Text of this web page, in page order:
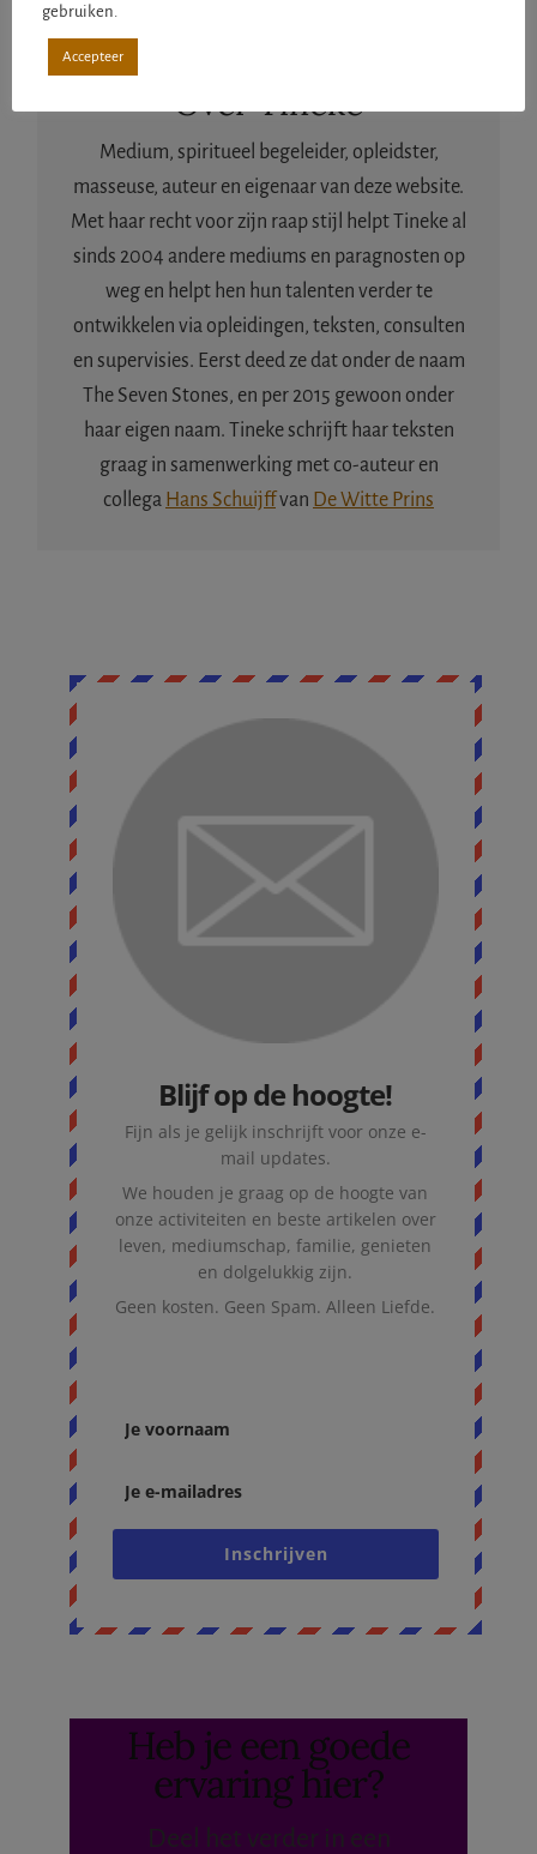
OverTineke
Medium, spiritueel begeleider, opleidster,
masseuse, auteur en eigenaar van deze website.
Met haar recht voor zijn raap stijl helpt Tineke al
sinds 2004 andere mediums en paragnosten op
weg en helpt hen hun talenten verder te
ontwikkelen via opleidingen, teksten, consulten
en supervisies. Eerst deed ze dat onder de naam
The Seven Stones, en per 2015 gewoon onder
haar eigen naam. Tineke schrijft haar teksten
graag in samenwerking met co-auteur en
collega Hans Schuijffvan De Witte Prins
Blijf op de hoogte!
Fijn als je gelijk inschrijft voor onze e-
mail updates.
We houden je graag op de hoogte van
onze activiteiten en beste artikelen over
leven, mediumschap, familie, genieten
en dolgelukkig zijn.
Geen kosten. Geen Spam. Alleen Liefde.
Inschrijven
Heb je een goede
ervaring hier?
Deel het verder in een
gebruiken.
Accepteer